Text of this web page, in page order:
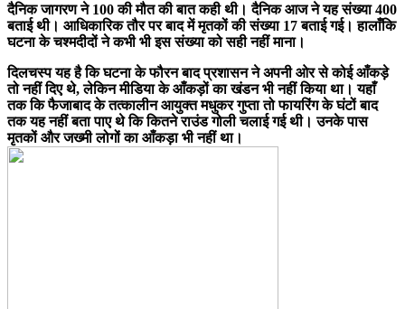
दैनिक जागरण ने 100 की मौत की बात कही थी। दैनिक आज ने यह संख्या 400
बताई थी। आधिकारिक तौर पर बाद में मृतकों की संख्या 17 बताई गई। हालाँकि
घटना के चश्मदीदों ने कभी भी इस संख्या को सही नहीं माना।
दिलचस्प यह है कि घटना के फौरन बाद प्रशासन ने अपनी ओर से कोई आँकड़े
तो नहीं दिए थे, लेकिन मीडिया के आँकड़ों का खंडन भी नहीं किया था। यहाँ
तक कि फैजाबाद के तत्कालीन आयुक्त मधुकर गुप्ता तो फायरिंग के घंटों बाद
तक यह नहीं बता पाए थे कि कितने राउंड गोली चलाई गई थी। उनके पास
मृतकों और जख्मी लोगों का आँकड़ा भी नहीं था।